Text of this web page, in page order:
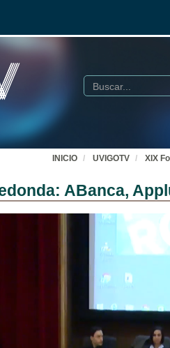
Buscar
INICIO UVIGOTV XIX
ABanca,